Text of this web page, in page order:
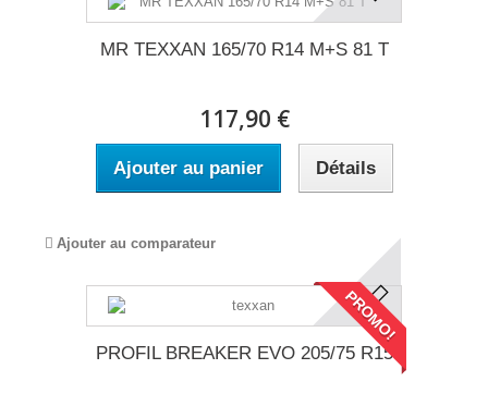
MR TEXXAN 165/70 R14 M+S 81 T
117,90 €
Ajouter au panier Détails
Ajouter au comparateur
PROMO!
PROFIL BREAKER EVO 205/75 R15